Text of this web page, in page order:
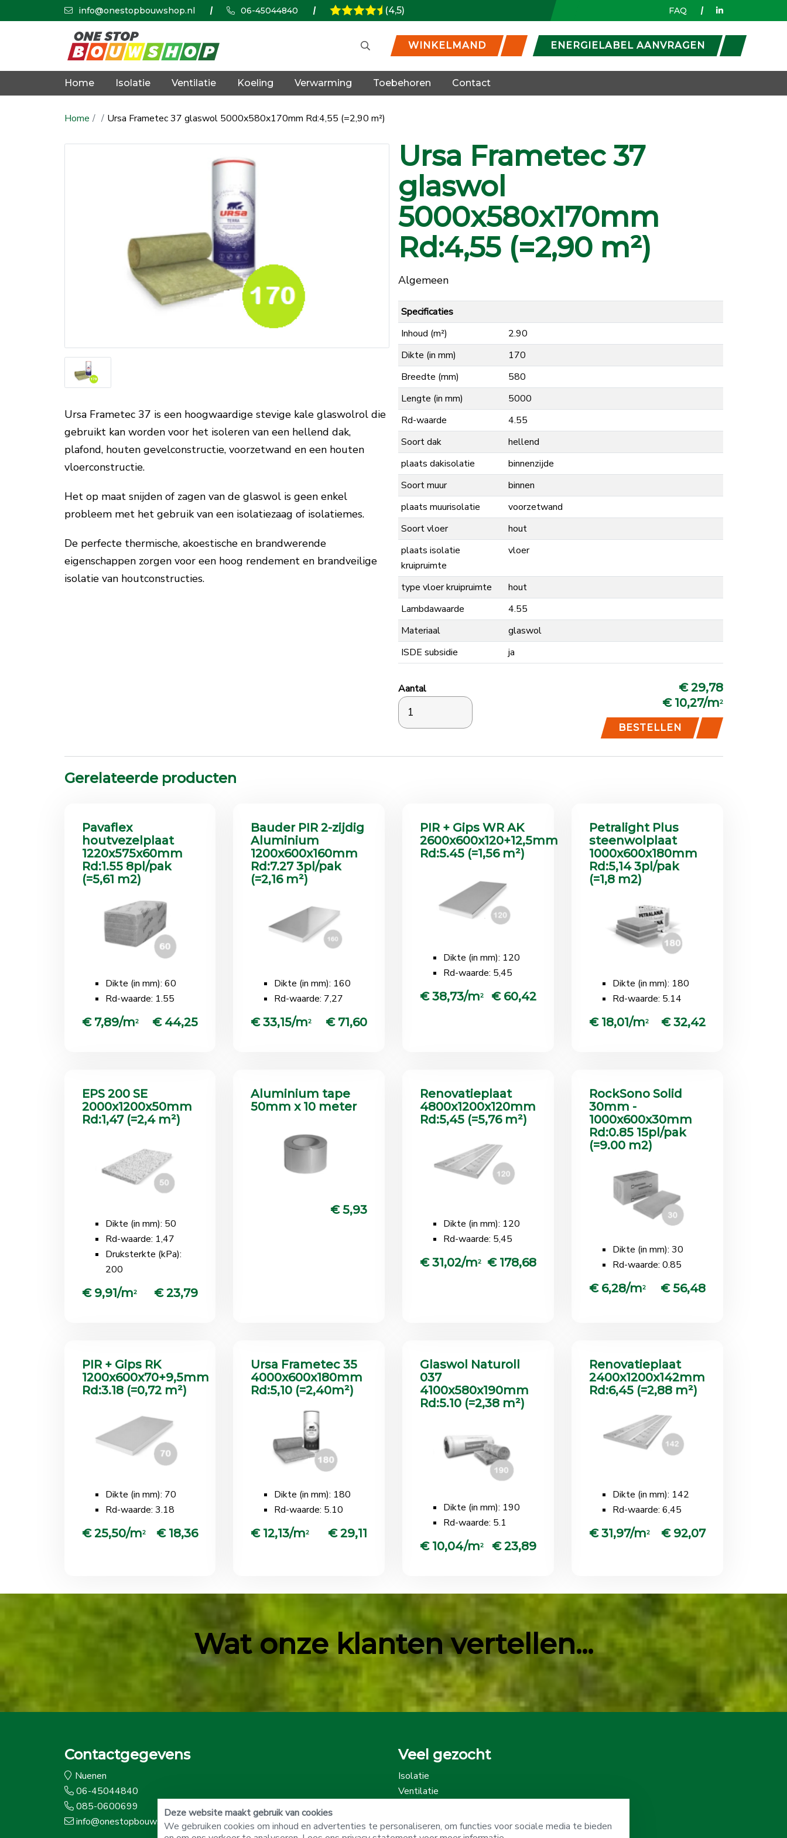
info@onestopbouwshop.nl 06-45044840 (4,5) FAQ
WINKELMAND ENERGIELABEL AANVRAGEN
Home Isolatie Ventilatie Koeling Verwarming Toebehoren Contact
Home Ursa Frametec 37 glaswol 5000x580x170mm Rd:4,55 (=2,90 m²)
Ursa Frametec 37 is een hoogwaardige stevige kale glaswolrol die
gebruikt kan worden voor het isoleren van een hellend dak,
plafond, houten gevelconstructie, voorzetwand en een houten
vloerconstructie.
Het op maat snijden of zagen van de glaswol is geen enkel
probleem met het gebruik van een isolatiezaag of isolatiemes.
De perfecte thermische, akoestische en brandwerende
eigenschappen zorgen voor een hoog rendement en brandveilige
isolatie van houtconstructies.
Ursa Frametec 37
glaswol
5000x580x170mm
Rd:4,55 (=2,90 m²)
Algemeen
Specificaties
Inhoud (m²)
2.90
Dikte (in mm)
170
Breedte (mm)
580
Lengte (in mm)
5000
Rd-waarde
4.55
Soort dak
hellend
plaats dakisolatie
binnenzijde
Soort muur
binnen
plaats muurisolatie
voorzetwand
Soort vloer
hout
plaats isolatie
kruipruimte
vloer
type vloer kruipruimte
hout
Lambdawaarde
4.55
Materiaal
glaswol
ISDE subsidie
ja
Aantal
€ 29,78
€ 10,27/m2
BESTELLEN
Gerelateerde producten
Pavaflex
houtvezelplaat
1220x575x60mm
Rd:1.55 8pl/pak
(=5,61 m2)
Dikte (in mm): 60
Rd-waarde: 1.55
€ 7,89/m2 € 44,25
Bauder PIR 2-zijdig
Aluminium
1200x600x160mm
Rd:7.27 3pl/pak
(=2,16 m²)
Dikte (in mm): 160
Rd-waarde: 7,27
€ 33,15/m2 € 71,60
PIR + Gips WR AK
2600x600x120+12,5mm
Rd:5.45 (=1,56 m²)
Dikte (in mm): 120
Rd-waarde: 5,45
€ 38,73/m2 € 60,42
Petralight Plus
steenwolplaat
1000x600x180mm
Rd:5,14 3pl/pak
(=1,8 m2)
Dikte (in mm): 180
Rd-waarde: 5.14
€ 18,01/m2 € 32,42
EPS 200 SE
2000x1200x50mm
Rd:1,47 (=2,4 m²)
Dikte (in mm): 50
Rd-waarde: 1,47
Druksterkte (kPa):
200
€ 9,91/m2 € 23,79
Aluminium tape
50mm x 10 meter
€ 5,93
Renovatieplaat
4800x1200x120mm
Rd:5,45 (=5,76 m²)
Dikte (in mm): 120
Rd-waarde: 5,45
€ 31,02/m2 € 178,68
RockSono Solid
30mm -
1000x600x30mm
Rd:0.85 15pl/pak
(=9.00 m2)
Dikte (in mm): 30
Rd-waarde: 0.85
€ 6,28/m2 € 56,48
PIR + Gips RK
1200x600x70+9,5mm
Rd:3.18 (=0,72 m²)
Dikte (in mm): 70
Rd-waarde: 3.18
€ 25,50/m2 € 18,36
Ursa Frametec 35
4000x600x180mm
Rd:5,10 (=2,40m²)
Dikte (in mm): 180
Rd-waarde: 5.10
€ 12,13/m2 € 29,11
Glaswol Naturoll
037
4100x580x190mm
Rd:5.10 (=2,38 m²)
Dikte (in mm): 190
Rd-waarde: 5.1
€ 10,04/m2 € 23,89
Renovatieplaat
2400x1200x142mm
Rd:6,45 (=2,88 m²)
Dikte (in mm): 142
Rd-waarde: 6,45
€ 31,97/m2 € 92,07
Wat onze klanten vertellen...
Contactgegevens
Nuenen
06-45044840
085-0600699
info@onestopbouwshop.nl
Veel gezocht
Isolatie
Ventilatie
Deze website maakt gebruik van cookies
We gebruiken cookies om inhoud en advertenties te personaliseren, om functies voor sociale media te bieden